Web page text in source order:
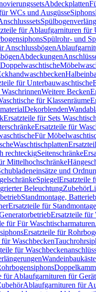
Abdeckplatten
WCs und AusgüsseSiphons
für Ablaufgarnituren für
Spülrohr- und
Anschlussbögen
Abdeckungen
für Unterbauwaschtische
Weitere Becken
für Klassenräume
Dekorblenden
Ersatzteile für Sets
Ersatzteile für
Für
Waschtischplatten
rechteckigSeitenschränke
Mittelhochschränke
und
SpiegelErsatzteile
BeleuchtungZubehör
Standmontage,
Ersatzteile für
Ersatzteile für
für Für Waschtischarmaturen
Ersatzteile für
Waschbecken
für
für Ablaufgarnituren für
Ablaufgarnituren für